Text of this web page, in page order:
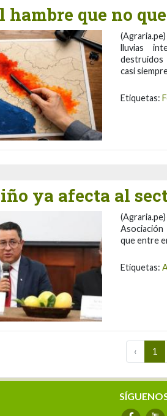
hambre que no
lluvias
destruidos
casi
Etiquetas:
ya afecta al
Asociación
que entre
Etiquetas:
‹ 1